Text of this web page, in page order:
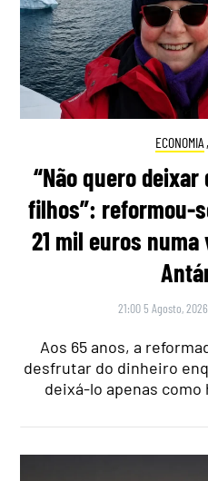
ECONOMIA ,
“Não quero
filhos”: reformou-
21 mil euros
21:00 5 Agosto, 2026
Aos 65 anos, a
desfrutar do dinheiro
deixá-lo apenas